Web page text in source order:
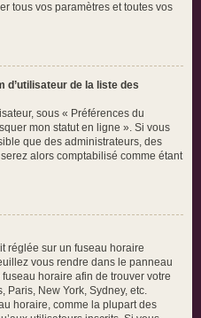
tous vos paramètres et toutes vos
d’utilisateur de la liste des
sous « Préférences du
mon statut en ligne ». Si vous
que des administrateurs, des
alors comptabilisé comme étant
réglée sur un fuseau horaire
vous rendre dans le panneau
horaire afin de trouver votre
Paris, New York, Sydney, etc.
horaire, comme la plupart des